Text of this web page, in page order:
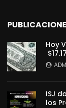
Hoy
ISJ
los